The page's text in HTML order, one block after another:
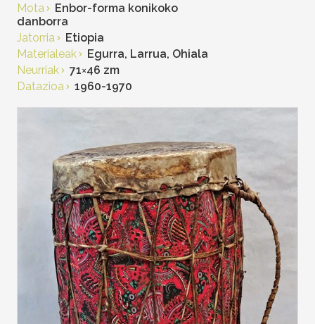
Mota
Enbor-forma konikoko
danborra
Jatorria
Etiopia
Materialeak
Egurra, Larrua, Ohiala
Neurriak
71×46 zm
Datazioa
1960-1970